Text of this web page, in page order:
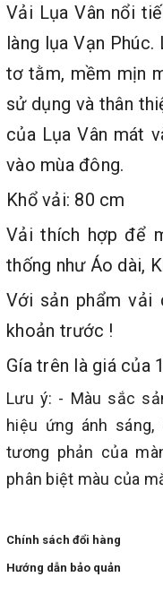
Vải Lụa Vân nổi
làng lụa Vạn
tơ tằm, mềm mịn
sử dụng và thân
của Lụa Vân mát
vào mùa đông.
Khổ vải: 80 cm
Vải thích hợp để
thống như Áo dài,
Với sản phẩm vải
khoản trước !
Gía trên là giá của
Lưu ý: - Màu sắc
hiệu ứng ánh
tương phản của
phân biệt màu của
Chính sách đổi hàng
Hướng dẫn bảo quản